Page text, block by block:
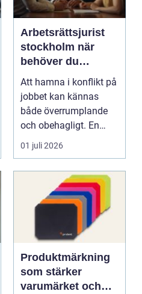
Arbetsrättsjurist
stockholm när
behöver du
professionell hjälp
i arbetslivet?
Att hamna i konflikt på
jobbet kan kännas
både överrumplande
och obehagligt. En
anställning påverkar...
01 juli 2026
Produktmärkning
som stärker
varumärket och